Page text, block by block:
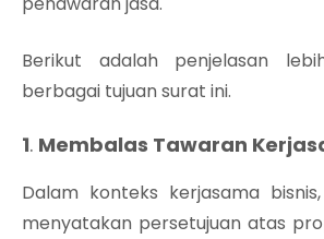
Berikut adalah penjelasan
berbagai tujuan surat ini.
1. Membalas Tawaran
Dalam konteks kerjasama
menyatakan persetujuan atas